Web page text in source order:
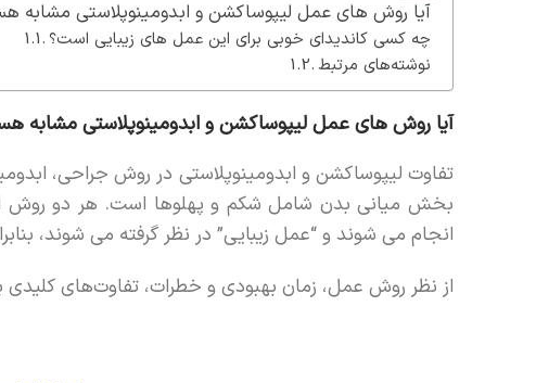
آیا روش های عمل لیپوساکشن و ابدومینوپلاستی مشابه
چه کسی کاندیدای خوبی برای این عمل های زیبایی است؟
نوشته‌های مرتبط
آیا روش های عمل لیپوساکشن و ابدومینوپلاستی مشابه
تفاوت لیپوساکشن و ابدومینوپلاستی در روش جراحی،
بخش میانی بدن شامل شکم و پهلوها است. هر دو روش
انجام می شوند و “عمل زیبایی” در نظر گرفته می شوند،
از نظر روش عمل، زمان بهبودی و خطرات، تفاوت‌های